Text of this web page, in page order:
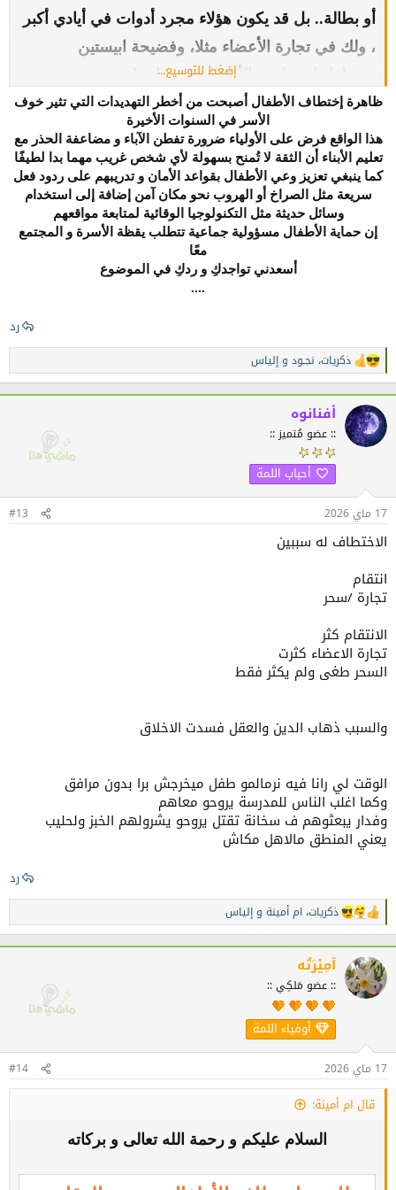
أو بطالة.. بل قد يكون هؤلاء مجرد أدوات في أيادي أكبر
، ولك في تجارة الأعضاء مثلا، وفضيحة ابيستين
ومتعلقاتها بصناديق الأطفال كارثة انسانية.
كما سمعنا في العام الماضي عن اختطاف بعض الرضع
الذين تم استخدامهم كقربان او مواد للسحر .. (كانت
هناك قصة أحدثت ضجة تزامنا مع يوم عرفة لكن نسيت
التفاصيل بالضبط)
ولعلنا نذكر من بين الأسباب أيضا "اخفاء الجريمة
وجه الخصوص.
؛
وأنا أقرأ موضوعك ربطته مباشرة بموضوع الاخت آميرته
عن السلام على من اعرف ولا أعرف وهذه اشكالية
حقيقية اليوم، فمع تخويف الآباء لأبنائهم، ومع القصص
المرعبة التي يتم تداولها عبر هذه المنصات، ينبثق تساؤل
اخر في عقل الطفل: فيمن يجب أن أثق؟
وتنبثق فجوة تربوية أخرى حول تأسيس أخلاق أبنائنا
ومنها مثلا: خلق التعاون و مساعدة الآخرين.
وهنا أتذكر أن والدتي طلبت من أحد الأطفال شراء الخبز
لها ذات يوم فرفض بحجة أن والديه يرفضان ذلك.
لكنها لا تخلو من أبعاد أخرى على نمطية مجتمعنا
ولهذا أعتقد أن الموازنة بين الوعي والفطنة والحذر من
حقيقة لا أعلم فيم يكمن الحل، ولعل ما قدمته الأخت
نسرين حول تعميم الكاميرات أمر مطلوب بالفعل.
شكرا لك..
إضغط للتوسيع...
ظاهرة إختطاف الأطفال أصبحت من أخطر التهديدات التي تثير خوف
الأسر في السنوات الأخيرة
هذا الواقع فرض على الأولياء ضرورة تفطن الآباء و مضاعفة الحذر مع
تعليم الأبناء أن الثقة لا تُمنح بسهولة لأي شخص غريب مهما بدا لطيفًا
كما ينبغي تعزيز وعي الأطفال بقواعد الأمان و تدريبهم على ردود فعل
سريعة مثل الصراخ أو الهروب نحو مكان آمن إضافة إلى استخدام
وسائل حديثة مثل التكنولوجيا الوقائية لمتابعة مواقعهم
إن حماية الأطفال مسؤولية جماعية تتطلب يقظة الأسرة و المجتمع
معًا
أسعدني تواجدكِ و ردكِ في الموضوع
....
رد
ا
ل
ت
ف
ا
ع
:
ذكريات، نجـود و إلياس
أفنانوه
:: عضو مُتميز ::
أحباب اللمة
17 ماي 2026 #13
الاختطاف له سببين
انتقام
تجارة /سحر
الانتقام كثر
تجارة الاعضاء كثرت
السحر طغى ولم يكثر فقط
والسبب ذهاب الدين والعقل فسدت الاخلاق
الوقت لي رانا فيه نرمالمو طفل ميخرجش برا بدون مرافق
وكما اغلب الناس للمدرسة يروحو معاهم
وفدار يبعثوهم ف سخانة تقتل يروحو يشرولهم الخبز ولحليب
يعني المنطق مالاهل مكاش
رد
ا
ل
ت
ف
ا
ع
ذكريات، ام أمينة و إلياس
آمِيْرَتُه
:: عضو مَلكِي ::
أوفياء اللمة
17 ماي 2026 #14
قال ام أمينة:
السلام عليكم و رحمة الله تعالى و بركاته